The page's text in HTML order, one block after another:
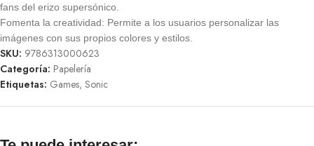
fans del erizo supersónico.
Fomenta la creatividad: Permite a los usuarios personalizar las
imágenes con sus propios colores y estilos.
SKU: 9786313000623
Categoría: Papelería
Etiquetas: Games, Sonic